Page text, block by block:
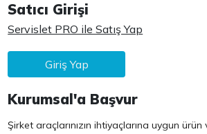
Satıcı Girişi
Servislet PRO ile Satış Yap
Giriş Yap
Kurumsal'a Başvur
Şirket araçlarınızın ihtiyaçlarına uygun